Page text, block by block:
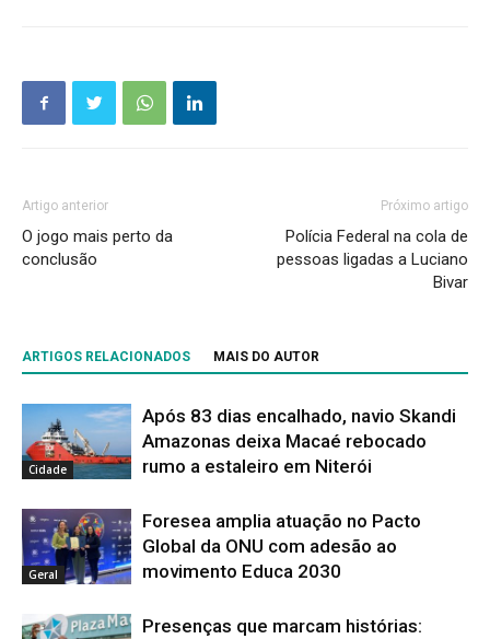
Artigo anterior
O jogo mais perto da
conclusão
Próximo artigo
Polícia Federal na cola de
pessoas ligadas a Luciano
Bivar
ARTIGOS RELACIONADOS MAIS DO AUTOR
Cidade
Após 83 dias encalhado, navio Skandi
Amazonas deixa Macaé rebocado
rumo a estaleiro em Niterói
Geral
Foresea amplia atuação no Pacto
Global da ONU com adesão ao
movimento Educa 2030
Presenças que marcam histórias: